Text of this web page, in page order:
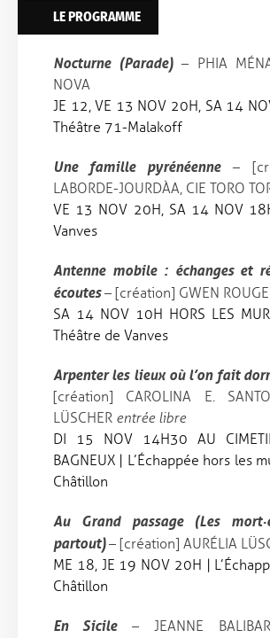
LE PROGRAMME
Nocturne (Parade)– PHIA
NOVA
JE 12, VE 13 NOV 20H, SA 14
Théâtre 71-Malakoff
Une famille pyrénéenne–
LABORDE-JOURDÀA, CIE TORO
VE 13 NOV 20H, SA 14 NOV
Vanves
Antenne mobile : échanges et
écoutes – [création] GWEN
SA 14 NOV 10H HORS LES
Théâtre de Vanves
Arpenter les lieux où l’on fait
[création] CAROLINA E.
LÜSCHER entrée libre
DI 15 NOV 14H30 AU
BAGNEUX | L’Échappée hors les
Châtillon
Au Grand passage (Les
partout)– [création] AURÉLIA
ME 18, JE 19 NOV 20H |
Châtillon
En Sicile – JEANNE